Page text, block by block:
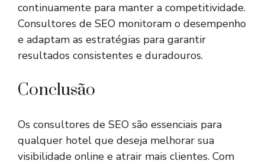
continuamente para manter a competitividade.
Consultores de SEO monitoram o desempenho
e adaptam as estratégias para garantir
resultados consistentes e duradouros.
Conclusão
Os consultores de SEO são essenciais para
qualquer hotel que deseja melhorar sua
visibilidade online e atrair mais clientes. Com